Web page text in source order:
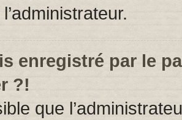
enregistré par le
?!
que